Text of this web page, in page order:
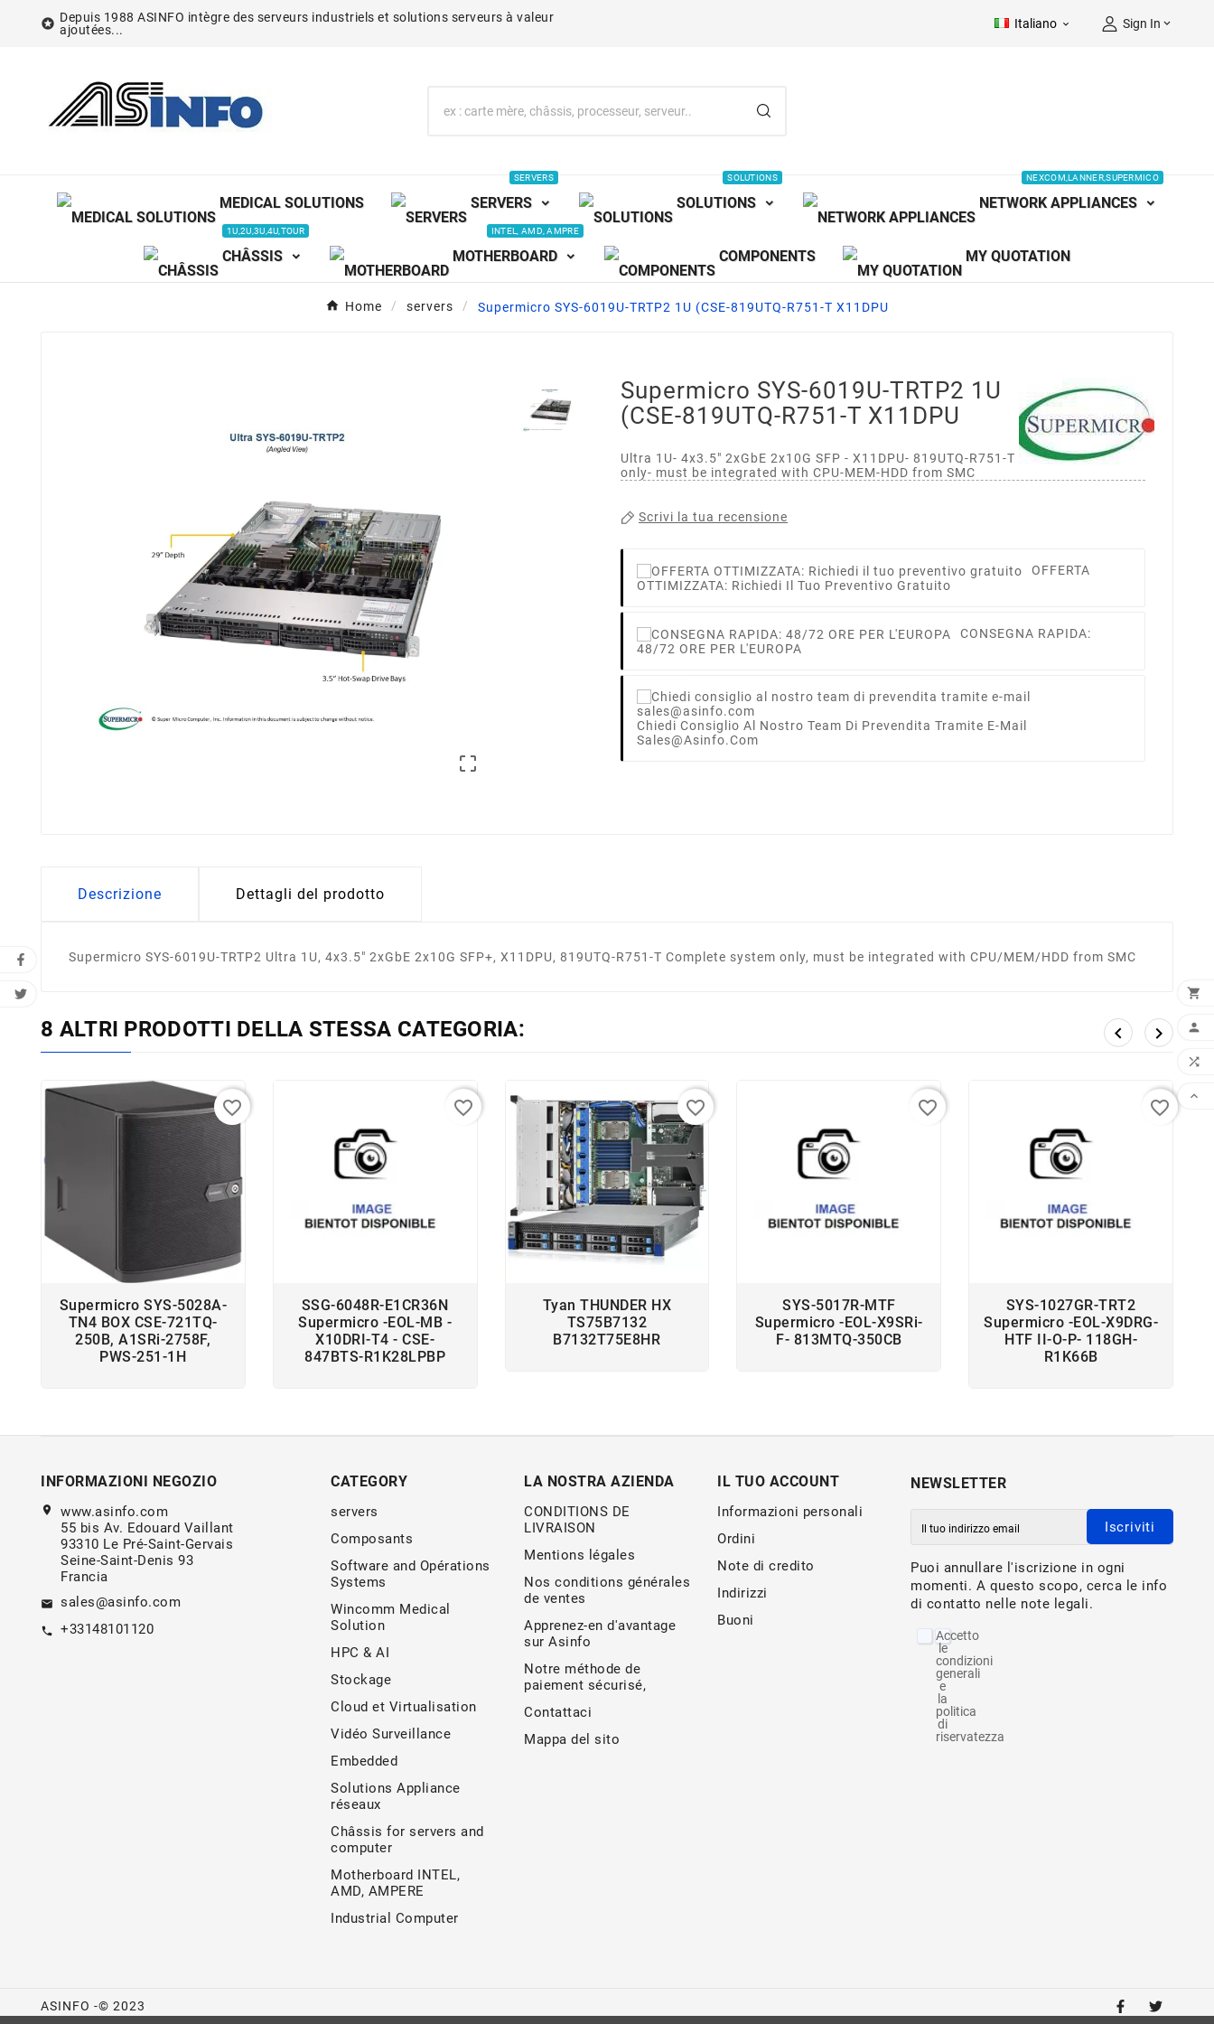
 Depuis 1988 ASINFO intègre des serveurs industriels et solutions serveurs à valeur
ajoutées...
Italiano  Sign In 
MEDICAL SOLUTIONS SERVERS
SERVERS
SOLUTIONS
SOLUTIONS
NETWORK APPLIANCES
NEXCOM,LANNER,SUPERMICO
CHÂSSIS
1U,2U,3U,4U,TOUR
MOTHERBOARD
INTEL, AMD, AMPRE
COMPONENTS MY QUOTATION
Home servers Supermicro SYS-6019U-TRTP2 1U (CSE-819UTQ-R751-T X11DPU

Supermicro SYS-6019U-TRTP2 1U
(CSE-819UTQ-R751-T X11DPU
Ultra 1U- 4x3.5" 2xGbE 2x10G SFP - X11DPU- 819UTQ-R751-T Complete system
only- must be integrated with CPU-MEM-HDD from SMC
Scrivi la tua recensione
OFFERTA
OTTIMIZZATA: Richiedi Il Tuo Preventivo Gratuito
CONSEGNA RAPIDA:
48/72 ORE PER L'EUROPA
Chiedi Consiglio Al Nostro Team Di Prevendita Tramite E-Mail
Sales@asinfo.com
Descrizione Dettagli del prodotto
Supermicro SYS-6019U-TRTP2 Ultra 1U, 4x3.5" 2xGbE 2x10G SFP+, X11DPU, 819UTQ-R751-T Complete system only, must be integrated with CPU/MEM/HDD from SMC
8 ALTRI PRODOTTI DELLA STESSA CATEGORIA:  
Supermicro SYS-5028A-
TN4 BOX CSE-721TQ-
250B, A1SRi-2758F,
PWS-251-1H
favorite_border
SSG-6048R-E1CR36N
Supermicro -EOL-MB -
X10DRI-T4 - CSE-
847BTS-R1K28LPBP
favorite_border
Tyan THUNDER HX
TS75B7132
B7132T75E8HR
favorite_border
SYS-5017R-MTF
Supermicro -EOL-X9SRi-
F- 813MTQ-350CB
favorite_border
SYS-1027GR-TRT2
Supermicro -EOL-X9DRG-
HTF II-O-P- 118GH-
R1K66B
favorite_border
INFORMAZIONI NEGOZIO
location_on
www.asinfo.com
55 bis Av. Edouard Vaillant
93310 Le Pré-Saint-Gervais
Seine-Saint-Denis 93
Francia
email sales@asinfo.com
call +33148101120
CATEGORY
servers
Composants
Software and Opérations
Systems
Wincomm Medical
Solution
HPC & AI
Stockage
Cloud et Virtualisation
Vidéo Surveillance
Embedded
Solutions Appliance
réseaux
Châssis for servers and
computer
Motherboard INTEL,
AMD, AMPERE
Industrial Computer
LA NOSTRA AZIENDA
CONDITIONS DE
LIVRAISON
Mentions légales
Nos conditions générales
de ventes
Apprenez-en d'avantage
sur Asinfo
Notre méthode de
paiement sécurisé,
Contattaci
Mappa del sito
IL TUO ACCOUNT
Informazioni personali
Ordini
Note di credito
Indirizzi
Buoni
NEWSLETTER
Iscriviti
Puoi annullare l'iscrizione in ogni
momenti. A questo scopo, cerca le info
di contatto nelle note legali.
Accetto
le
condizioni
generali
e
la
politica
di
riservatezza




ASINFO -© 2023